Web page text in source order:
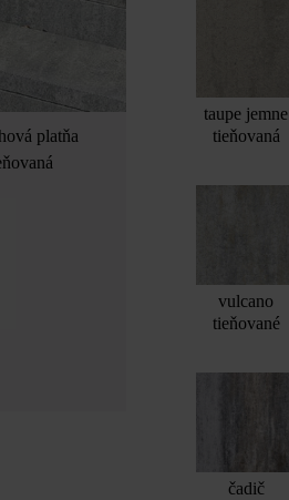
platňa
Largo platňa s
taupe jemne
tieňovaná
vulcano
tieňované
čadič